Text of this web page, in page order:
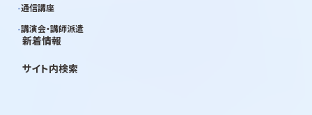
通信講座
講演会・講師派遣
新着情報
サイト内検索